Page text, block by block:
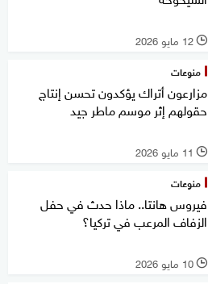
l 12 مايو 2026
منوعات
مزارعون أتراك يؤكدون تحسن إنتاج
حقولهم إثر موسم ماطر جيد
l 11 مايو 2026
منوعات
فيروس هانتا.. ماذا حدث في حفل
الزفاف المرعب في تركيا؟
l 10 مايو 2026